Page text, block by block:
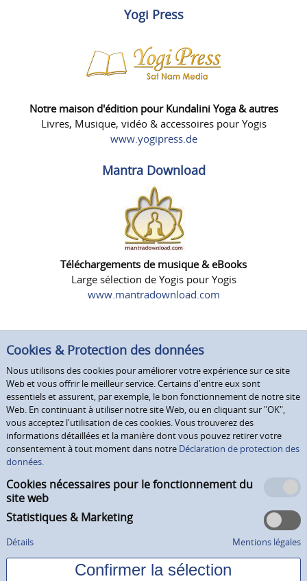
Yogi Press
Notre maison d'édition pour Kundalini Yoga & autres
Livres, Musique, vidéo & accessoires pour Yogis
www.yogipress.de
Mantra Download
Téléchargements de musique & eBooks
Large sélection de Yogis pour Yogis
www.mantradownload.com
Cookies & Protection des données
Nous utilisons des cookies pour améliorer votre expérience sur ce site
Web et vous offrir le meilleur service. Certains d'entre eux sont
essentiels et assurent, par exemple, le bon fonctionnement de notre site
Web. En continuant à utiliser notre site Web, ou en cliquant sur "OK",
vous acceptez l'utilisation de ces cookies. Vous trouverez des
informations détaillées et la manière dont vous pouvez retirer votre
consentement à tout moment dans notre Déclaration de protection des
données.
Cookies nécessaires pour le fonctionnement du
site web
Statistiques & Marketing
Détails Mentions légales